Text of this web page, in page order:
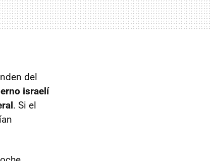
del
israelí
. Si el